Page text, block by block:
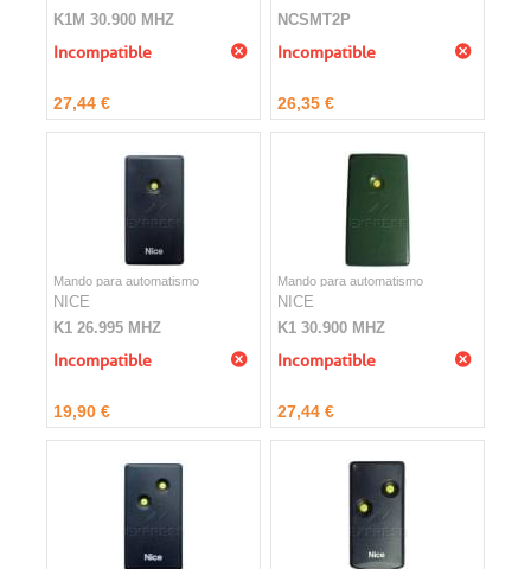
K1M 30.900 MHZ
Incompatible
27,44 €
NCSMT2P
Incompatible
26,35 €
Mando para automatismo
NICE
K1 26.995 MHZ
Incompatible
19,90 €
Mando para automatismo
NICE
K1 30.900 MHZ
Incompatible
27,44 €